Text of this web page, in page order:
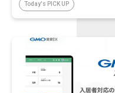
Today's PICK UP